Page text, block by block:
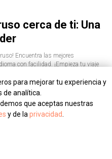
cerca de ti: Una
Encuentra las mejores
con facilidad. ¡Empieza tu viaje
para mejorar tu experiencia y
analítica.
que aceptas nuestras
y de la privacidad